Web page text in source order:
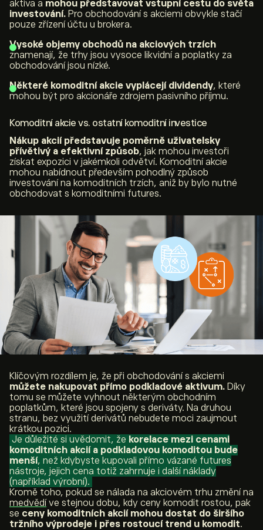
aktiva a mohou představovat vstupní cestu do světa
investování. Pro obchodování s akciemi obvykle stačí
pouze zřízení účtu u brokera.
Vysoké objemy obchodů na akciových trzích
znamenají, že trhy jsou vysoce likvidní a poplatky za
obchodování jsou nízké.
Některé komoditní akcie vyplácejí dividendy, které
mohou být pro akcionáře zdrojem pasivního příjmu.
Komoditní akcie vs. ostatní komoditní investice
Nákup akcií představuje poměrně uživatelsky
přívětivý a efektivní způsob, jak mohou investoři
získat expozici v jakémkoli odvětví. Komoditní akcie
mohou nabídnout především pohodlný způsob
investování na komoditních trzích, aniž by bylo nutné
obchodovat s komoditními futures.
Klíčovým rozdílem je, že při obchodování s akciemi
můžete nakupovat přímo podkladové aktivum. Díky
tomu se můžete vyhnout některým obchodním
poplatkům, které jsou spojeny s deriváty. Na druhou
stranu, bez využití derivátů nebudete moci zaujmout
krátkou pozici.
Je důležité si uvědomit, že korelace mezi cenami
komoditních akcií a podkladovou komoditou bude
menší, než kdybyste kupovali přímo vázané futures
nástroje, jejich cena totiž zahrnuje i další náklady
(například výrobní).
Kromě toho, pokud se nálada na akciovém trhu změní na
medvědíve stejnou dobu, kdy ceny komodit rostou, pak
se ceny komoditních akcií mohou dostat do širšího
tržního výprodeje i přes rostoucí trend u komodit.